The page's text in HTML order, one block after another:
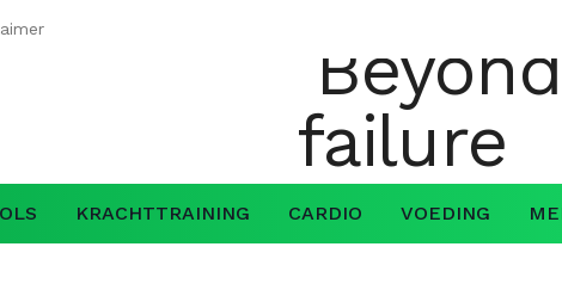
KRACHTTRAINING CARDIO VOEDING